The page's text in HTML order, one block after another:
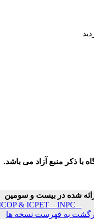
با ذکر منبع آزاد می باشد.
شده در بیست و سومین
ICOP & ICPET _ INPC _
به فهرست نسخه ها